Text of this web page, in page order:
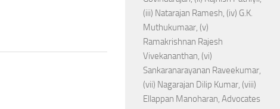
(iii) Natarajan Ramesh, (iv) G.K.
Muthukumaar, (v)
Ramakrishnan Rajesh
Vivekananthan, (vi)
Sankaranarayanan Raveekumar,
(vii) Nagarajan Dilip Kumar, (viii)
Ellappan Manoharan, Advocates